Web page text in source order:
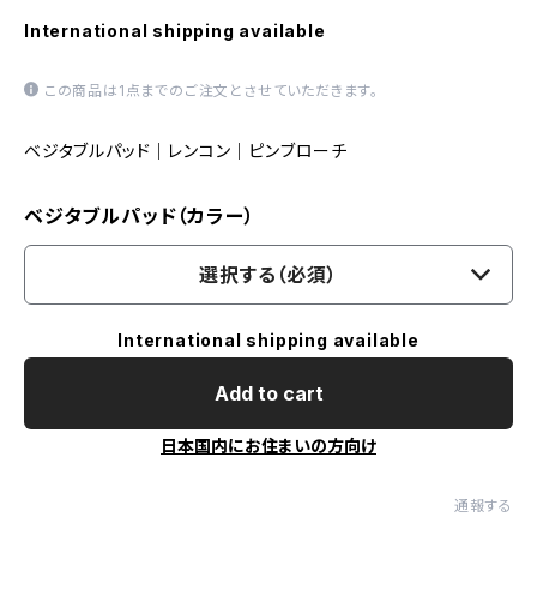
International shipping available
この商品は1点までのご注文とさせていただきます。
ベジタブルパッド｜レンコン｜ピンブローチ
ベジタブルパッド（カラー）
選択する（必須）
International shipping available
Add to cart
日本国内にお住まいの方向け
通報する